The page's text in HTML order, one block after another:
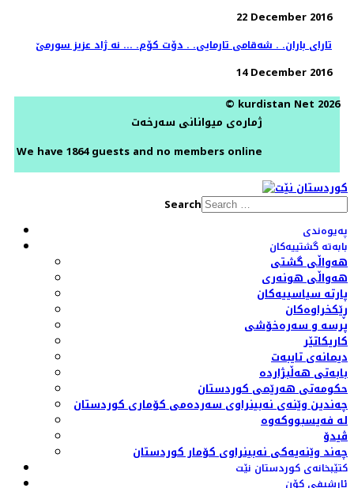
22 December 2016
تارای باران. . شه‌قامی تارمایی. . دۆت كۆم. ... نه ژاد عزیز سورمێ
14 December 2016
© kurdistan Net 2026
ژمارەی میوانانی سەرخەت
We have 1864 guests and no members online
Search
پەیوەندی
بابەتە گشتییەکان
هەواڵی گشتی
هەواڵی هونەری
پارتە سیاسییەکان
ڕێکخراوەکان
پرسە و سەرەخۆشی
کاریکاتێر
دیمانەی تایبەت
بابەتی هەڵبژاردە
حکومەتی هەرێمی کوردستان
چەندین وێنەی نەبینراوی سەردەمی کۆماری کوردستان
لە فەیسبووکەوە
ڤیدۆ
چەند وێنەیەکی نەبینراوی کۆمار کوردستان
کتێبخانەی کوردستان نێت
ئارشیفی کۆن